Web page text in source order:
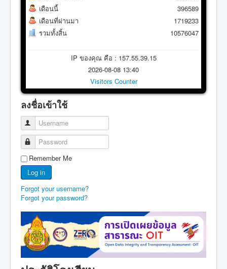
เดือนนี้
เดือนที่ผ่านมา
รวมทั้งสิ้น
396589
1719233
10576047
IP ของคุณ คือ : 157.55.39.15
2026-08-08 13:40
Visitors Counter
ลงชื่อเข้าใช้
Username
Password
Remember Me
Log in
Forgot your username?
Forgot your password?